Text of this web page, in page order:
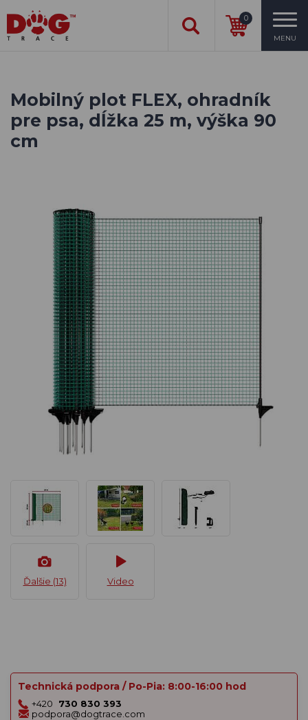
0
MENU
Mobilný plot FLEX, ohradník
pre psa, dĺžka 25 m, výška 90
cm
Ďalšie (13) Video
Technická podpora / Po-Pia: 8:00-16:00 hod
+420
730 830 393
podpora@dogtrace.com